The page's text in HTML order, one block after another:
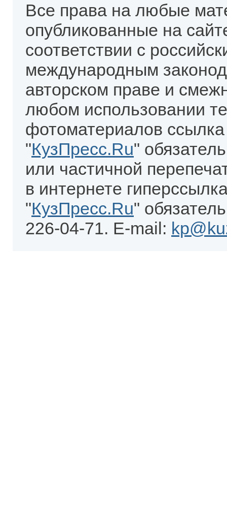
Все права на любые
опубликованные на
соответствии с
международным
авторском праве и
любом использовании
фотоматериалов
"КузПресс.Ru"
или частичной
в интернете
"КузПресс.Ru"
226-04-71. E-mail: